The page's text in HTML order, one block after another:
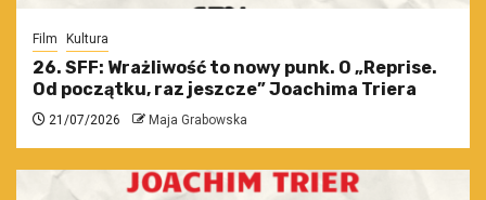
Film Kultura
26. SFF: Wrażliwość to nowy punk. O „Reprise.
Od początku, raz jeszcze” Joachima Triera
21/07/2026 Maja Grabowska